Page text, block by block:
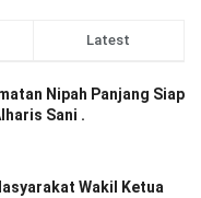
Latest
Nipah Panjang Siap
Sani .
Wakil Ketua